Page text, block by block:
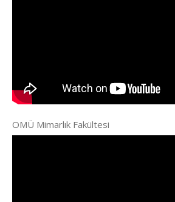
OMÜ Mimarlık Fakültesi